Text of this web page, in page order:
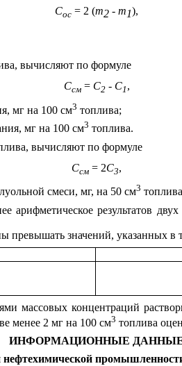
Сос = 2 (m2 - m1),
вычисляют по формуле
Ссм= С2- С1 ,
мг на 100 см3 топлива;
мг на 100 см3 топлива.
вычисляют по формуле
Ссм = 2С3,
смеси, мг, на 50 см3
арифметическое результатов
превышать значений, указанных в
массовых концентраций
менее 2 мг на 100 см3 топлива
ИНФОРМАЦИОННЫЕ